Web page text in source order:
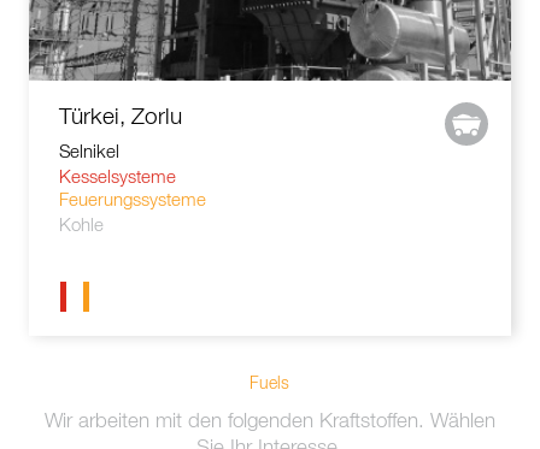
Türkei, Zorlu
Selnikel
Kesselsysteme
Feuerungssysteme
Kohle
Fuels
Wir arbeiten mit den folgenden Kraftstoffen. Wählen